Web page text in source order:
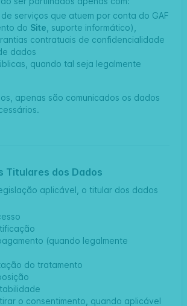
serviços que atuem por conta do GAF
do Site , suporte informático),
contratuais de confidencialidade
dados
quando tal seja legalmente
apenas são comunicados os dados
Titulares dos Dados
aplicável, o titular dos dados
(quando legalmente
do tratamento
o consentimento, quando aplicável